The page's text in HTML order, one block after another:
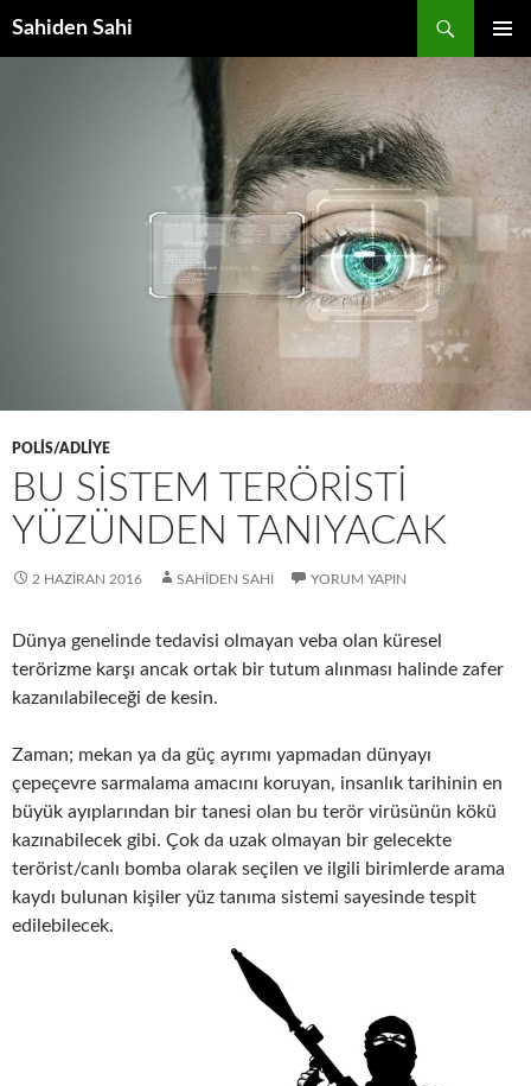
Sahiden Sahi
MENÜ
POLIS/ADLIYE
BU SISTEM TERÖRISTI
YÜZÜNDEN TANIYACAK
2 HAZIRAN 2016 SAHIDEN SAHI YORUM YAPIN
Dünya genelinde tedavisi olmayan veba olan küresel
terörizme karşı ancak ortak bir tutum alınması halinde zafer
kazanılabileceği de kesin.
Zaman; mekan ya da güç ayrımı yapmadan dünyayı
çepeçevre sarmalama amacını koruyan, insanlık tarihinin en
büyük ayıplarından bir tanesi olan bu terör virüsünün kökü
kazınabilecek gibi. Çok da uzak olmayan bir gelecekte
terörist/canlı bomba olarak seçilen ve ilgili birimlerde arama
kaydı bulunan kişiler yüz tanıma sistemi sayesinde tespit
edilebilecek.